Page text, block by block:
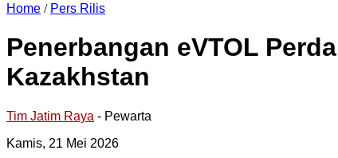
Home / Pers Rilis
Penerbangan eVTOL
Kazakhstan
Tim Jatim Raya - Pewarta
Kamis, 21 Mei 2026